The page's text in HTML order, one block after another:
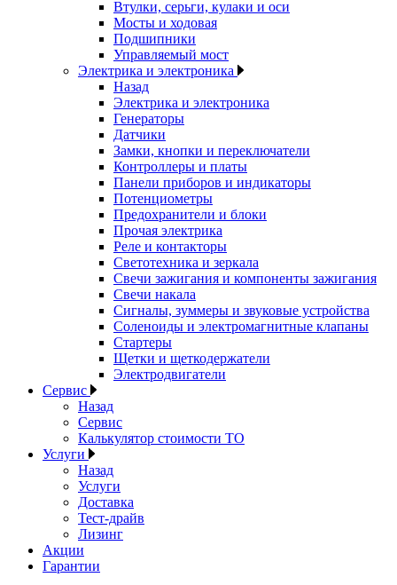
Втулки, серьги, кулаки и оси
Мосты и ходовая
Подшипники
Управляемый мост
Электрика и электроника
Назад
Электрика и электроника
Генераторы
Датчики
Замки, кнопки и переключатели
Контроллеры и платы
Панели приборов и индикаторы
Потенциометры
Предохранители и блоки
Прочая электрика
Реле и контакторы
Светотехника и зеркала
Свечи зажигания и компоненты зажигания
Свечи накала
Сигналы, зуммеры и звуковые устройства
Соленоиды и электромагнитные клапаны
Стартеры
Щетки и щеткодержатели
Электродвигатели
Сервис
Назад
Сервис
Калькулятор стоимости ТО
Услуги
Назад
Услуги
Доставка
Тест-драйв
Лизинг
Акции
Гарантии